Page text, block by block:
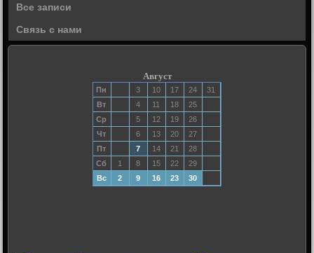
Все записи
Связь с нами
Август
Пн 3 10 17 24
31
Вт
4 11 18
25
Ср
5 12 19
26
Чт
6 13 20
27
Пт
7 14 21
28
Сб
1 8 15 22
29
Вс
2 9 16 23 30